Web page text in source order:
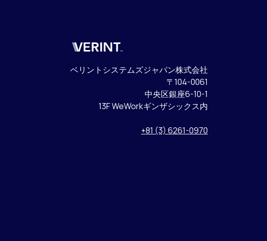
Verint
ベリントシステムズジャパン株式会社
〒104-0061
中央区銀座6-10-1
13F WeWorkギンザシックス内
+81 (3) 6261-0970